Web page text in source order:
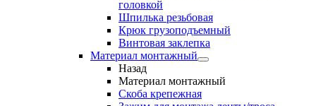
головкой
Шпилька резьбовая
Крюк грузоподъемный
Винтовая заклепка
Материал монтажный
Назад
Материал монтажный
Скоба крепежная